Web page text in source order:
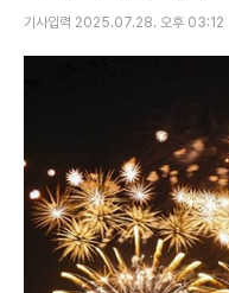
기사입력 2025.07.28. 오후 03:12